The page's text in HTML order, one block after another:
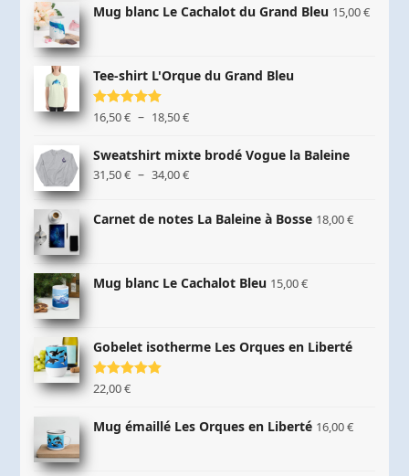
Mug blanc Le Cachalot du Grand Bleu 15,00€
Tee-shirt L'Orque du Grand Bleu
Note 5.00
16,50€ – 18,50€Plage
prix :
16,50 €
18,50 €
Sweatshirt mixte brodé Vogue la Baleine
31,50€ – 34,00€Plage
prix :
Carnet de notes La Baleine à Bosse 18,00€
Mug blanc Le Cachalot Bleu 15,00€
Gobelet isotherme Les Orques en Liberté
Note 5.00
22,00€
Mug émaillé Les Orques en Liberté 16,00€